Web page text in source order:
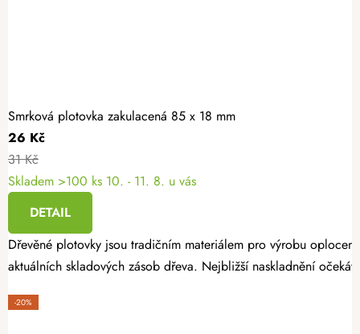
Smrková plotovka zakulacená 85 x 18 mm
26 Kč
31 Kč
Skladem >100 ks 10. - 11. 8. u vás
DETAIL
Dřevěné plotovky jsou tradičním materiálem pro výrobu
aktuálních skladových zásob dřeva. Nejbližší naskladnění
-20%